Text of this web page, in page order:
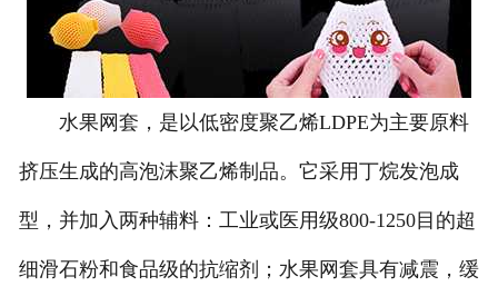
河北气柱袋
- 河北珍珠棉型材
河北pe袋
水果网套，是以低密度聚乙烯LDPE为主要原料
挤压生成的高泡沫聚乙烯制品。它采用丁烷发泡成
型，并加入两种辅料：工业或医用级800-1250目的超
细滑石粉和食品级的抗缩剂；水果网套具有减震，缓